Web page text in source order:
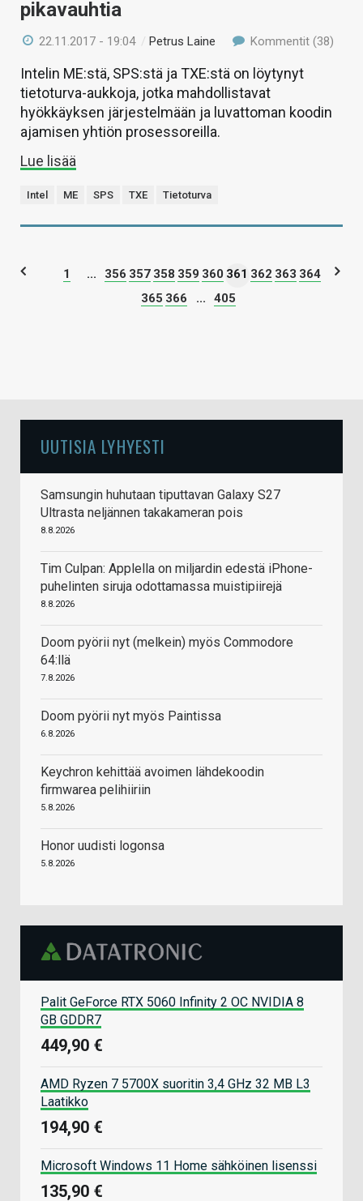
pikavauhtia
22.11.2017 - 19:04 /Petrus Laine Kommentit (38)
Intelin ME:stä, SPS:stä ja TXE:stä on löytynyt
tietoturva-aukkoja, jotka mahdollistavat
hyökkäyksen järjestelmään ja luvattoman koodin
ajamisen yhtiön prosessoreilla.
Lue lisää
Intel ME SPS TXE Tietoturva
1 ... 356 357 358 359 360 361 362 363 364
365 366 ... 405
UUTISIA LYHYESTI
Samsungin huhutaan tiputtavan Galaxy S27
Ultrasta neljännen takakameran pois
8.8.2026
Tim Culpan: Applella on miljardin edestä iPhone-
puhelinten siruja odottamassa muistipiirejä
8.8.2026
Doom pyörii nyt (melkein) myös Commodore
64:llä
7.8.2026
Doom pyörii nyt myös Paintissa
6.8.2026
Keychron kehittää avoimen lähdekoodin
firmwarea pelihiiriin
5.8.2026
Honor uudisti logonsa
5.8.2026
Palit GeForce RTX 5060 Infinity 2 OC NVIDIA 8
GB GDDR7
449,90 €
AMD Ryzen 7 5700X suoritin 3,4 GHz 32 MB L3
Laatikko
194,90 €
Microsoft Windows 11 Home sähköinen lisenssi
135,90 €